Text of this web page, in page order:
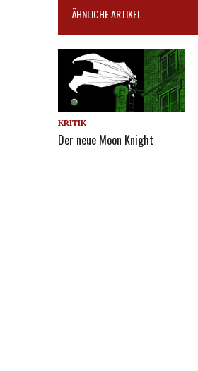
ÄHNLICHE ARTIKEL
KRITIK
Der neue Moon Knight